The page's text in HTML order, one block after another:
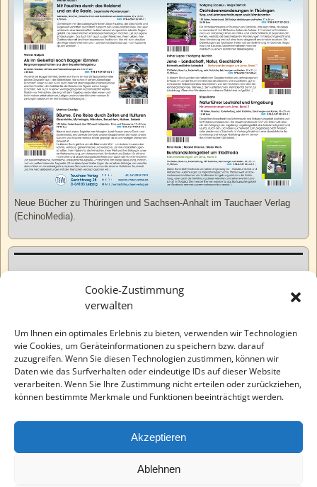
Cookie-Zustimmung
verwalten
Um Ihnen ein optimales Erlebnis zu bieten, verwenden wir Technologien
wie Cookies, um Geräteinformationen zu speichern bzw. darauf
zuzugreifen. Wenn Sie diesen Technologien zustimmen, können wir
Daten wie das Surfverhalten oder eindeutige IDs auf dieser Website
verarbeiten. Wenn Sie Ihre Zustimmung nicht erteilen oder zurückziehen,
können bestimmte Merkmale und Funktionen beeinträchtigt werden.
Akzeptieren
Ablehnen
Neue Bücher zu Thüringen und Sachsen-Anhalt im Tauchaer Verlag
(EchinoMedia).
Varia